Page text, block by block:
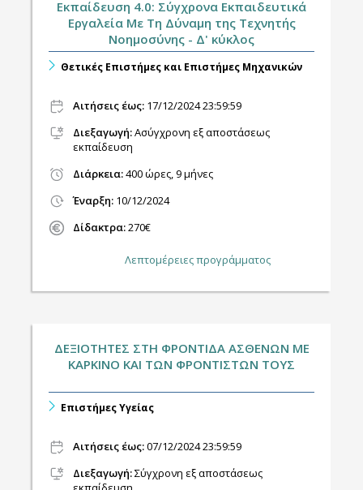
Εκπαίδευση 4.0: Σύγχρονα Εκπαιδευτικά
Εργαλεία Με Τη Δύναμη της Τεχνητής
Νοημοσύνης - Δ' κύκλος
Θετικές Επιστήμες και Επιστήμες Μηχανικών
Αιτήσεις έως: 17/12/2024 23:59:59
Διεξαγωγή:Ασύγχρονη εξ αποστάσεως
εκπαίδευση
Διάρκεια:400 ώρες, 9 μήνες
Έναρξη: 10/12/2024
Δίδακτρα:270€
Λεπτομέρειες προγράμματος
ΔΕΞΙΟΤΗΤΕΣ ΣΤΗ ΦΡΟΝΤΙΔΑ ΑΣΘΕΝΩΝ ΜΕ
ΚΑΡΚΙΝΟ ΚΑΙ ΤΩΝ ΦΡΟΝΤΙΣΤΩΝ ΤΟΥΣ
Επιστήμες Υγείας
Αιτήσεις έως:07/12/2024 23:59:59
Διεξαγωγή:Σύγχρονη εξ αποστάσεως